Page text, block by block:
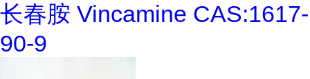
长春胺 Vincamine CAS:1617-
90-9